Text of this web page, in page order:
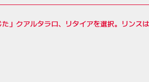
た」クアルタラロ、リタイアを選択。リン